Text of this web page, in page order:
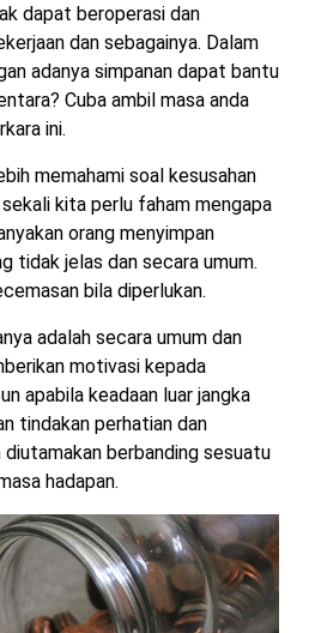
dapat beroperasi dan
dan sebagainya. Dalam
adanya simpanan dapat bantu
Cuba ambil masa anda
ini.
memahami soal kesusahan
kita perlu faham mengapa
orang menyimpan
tidak jelas dan secara umum.
bila diperlukan.
adalah secara umum dan
motivasi kepada
apabila keadaan luar jangka
tindakan perhatian dan
berbanding sesuatu
hadapan.